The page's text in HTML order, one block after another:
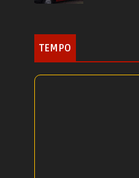
TEMPO